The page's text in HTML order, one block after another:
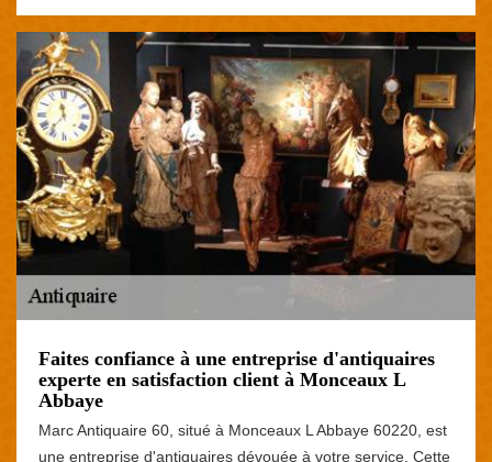
Faites confiance à une entreprise d'antiquaires
experte en satisfaction client à Monceaux L
Abbaye
Marc Antiquaire 60, situé à Monceaux L Abbaye 60220, est
une entreprise d'antiquaires dévouée à votre service. Cette